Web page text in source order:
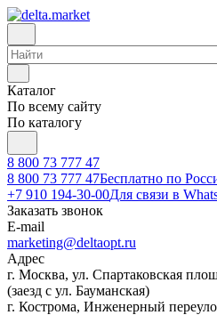
Каталог
По всему сайту
По каталогу
8 800 73 777 47
8 800 73 777 47Бесплатно по
+7 910 194-30-00Для связи в
Заказать звонок
E-mail
marketing@deltaopt.ru
Адрес
г. Москва, ул. Спартаковская
(заезд с ул. Бауманская)
г. Кострома, Инженерный